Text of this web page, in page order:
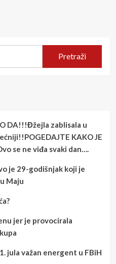
Pretraži
DA!!!Đžejla zablisala u
KAKO JE
se ne viđa svaki dan….
je 29-godišnjak koji je
Maju
jer je provocirala
jula važan energent u FBiH